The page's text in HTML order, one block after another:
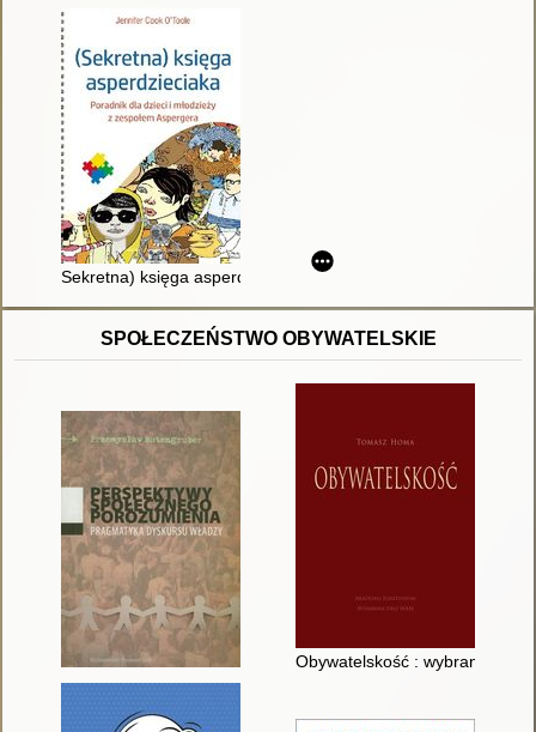
Sekretna) księga asperdzieciaka : poradnik dla dzieci i
SPOŁECZEŃSTWO OBYWATELSKIE
Obywatelskość : wybrane